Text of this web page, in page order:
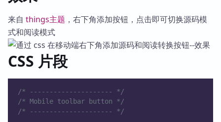
来自 things主题 ，右下角添加按钮，点击即可切换源码模
式和阅读模式
CSS 片段
/* --------------------- */
/* Mobile toolbar button */
/* --------------------- */